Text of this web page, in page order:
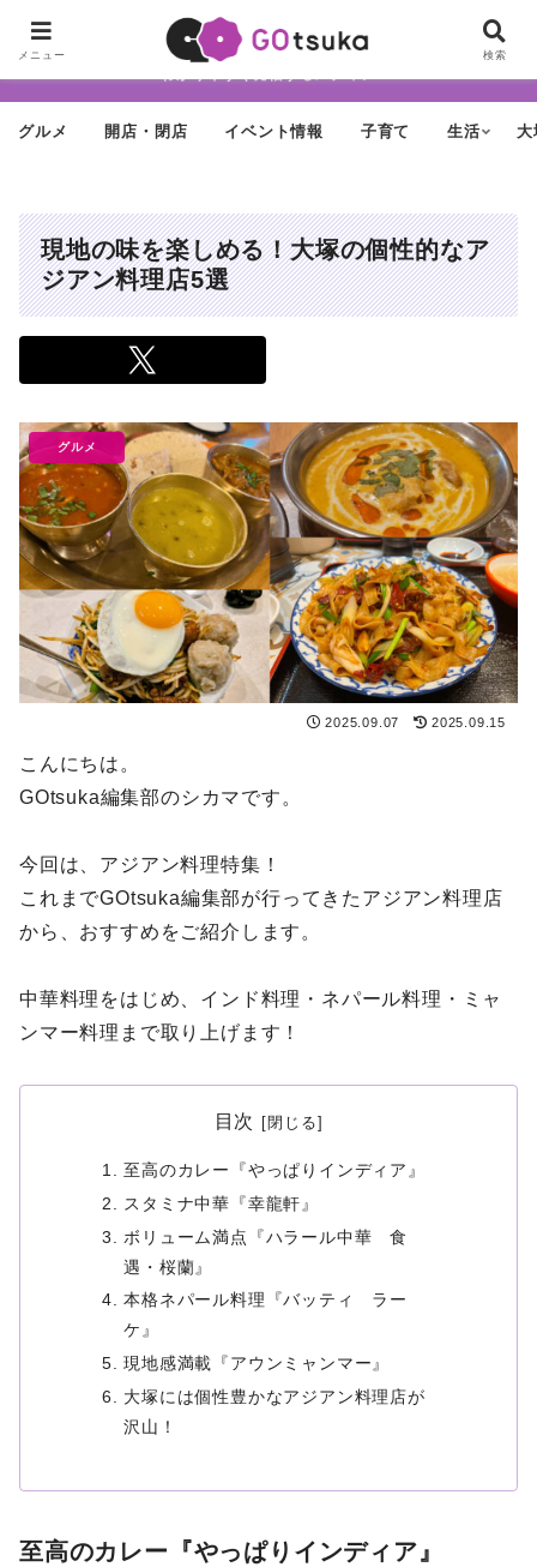
ちょっと怪しげだけど最近どんどん進化する街「大塚」の魅力を面白く・
グルメ 開店・閉店 イベント情報 子育て 生活 大
現地の味を楽しめる！大塚の個性的なア
ジアン料理店5選
グルメ
2025.09.07 2025.09.15
こんにちは。
GOtsuka編集部のシカマです。
今回は、アジアン料理特集！
これまでGOtsuka編集部が行ってきたアジアン料理店
から、おすすめをご紹介します。
中華料理をはじめ、インド料理・ネパール料理・ミャ
ンマー料理まで取り上げます！
目次
至高のカレー『やっぱりインディア』
スタミナ中華『幸龍軒』
ボリューム満点『ハラール中華 食
遇・桜蘭』
本格ネパール料理『バッティ ラー
ケ』
現地感満載『アウンミャンマー』
大塚には個性豊かなアジアン料理店が
沢山！
至高のカレー『やっぱりインディア』
メニュー 検索